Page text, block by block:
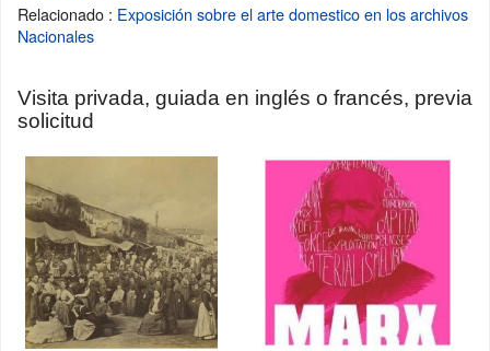
Relacionado : Exposición sobre el arte domestico en los archivos
Nacionales
Visita privada, guiada en inglés o francés, previa
solicitud